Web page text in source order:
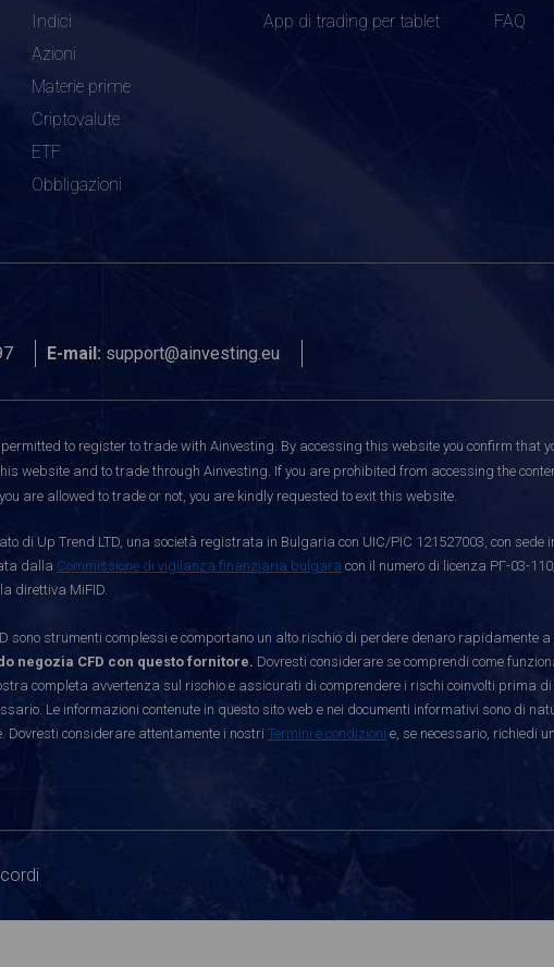
Indici
Azioni
Materie prime
Criptovalute
ETF
Obbligazioni
App di trading per tablet
FAQ
E-mail: support@ainvesting.eu
to register to trade with Ainvesting. By accessing this website you confirm that
website and to trade through Ainvesting. If you are prohibited from accessing the
are allowed to trade or not, you are kindly requested to exit this website.
di Up Trend LTD, una società registrata in Bulgaria con UIC/PIC 121527003, con
dalla Commissione di vigilanza finanziaria bulgara con il numero di licenza РГ-03-
direttiva MiFID.
sono strumenti complessi e comportano un alto rischio di perdere denaro rapidamente
negozia CFD con questo fornitore. Dovresti considerare se comprendi come
completa avvertenza sul rischio e assicurati di comprendere i rischi coinvolti prima
Le informazioni contenute in questo sito web e nei documenti informativi sono di
Dovresti considerare attentamente i nostri Termini e condizioni e, se necessario, richiedi